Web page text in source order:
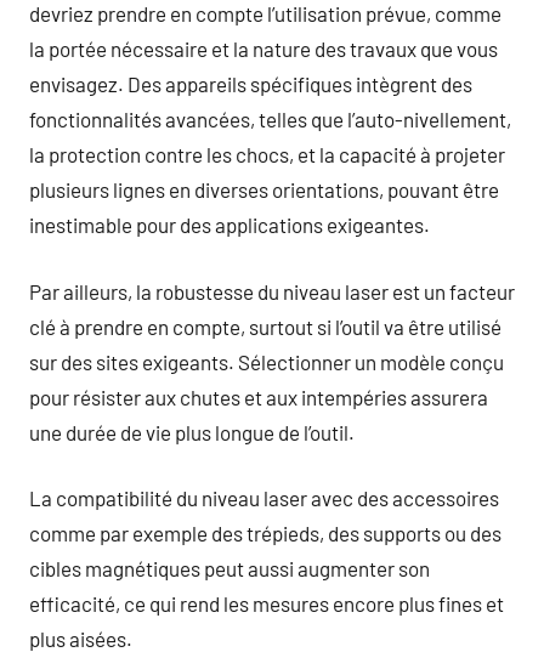
devriez prendre en compte l’utilisation prévue, comme
la portée nécessaire et la nature des travaux que vous
envisagez. Des appareils spécifiques intègrent des
fonctionnalités avancées, telles que l’auto-nivellement,
la protection contre les chocs, et la capacité à projeter
plusieurs lignes en diverses orientations, pouvant être
inestimable pour des applications exigeantes.
Par ailleurs, la robustesse du niveau laser est un facteur
clé à prendre en compte, surtout si l’outil va être utilisé
sur des sites exigeants. Sélectionner un modèle conçu
pour résister aux chutes et aux intempéries assurera
une durée de vie plus longue de l’outil.
La compatibilité du niveau laser avec des accessoires
comme par exemple des trépieds, des supports ou des
cibles magnétiques peut aussi augmenter son
efficacité, ce qui rend les mesures encore plus fines et
plus aisées.